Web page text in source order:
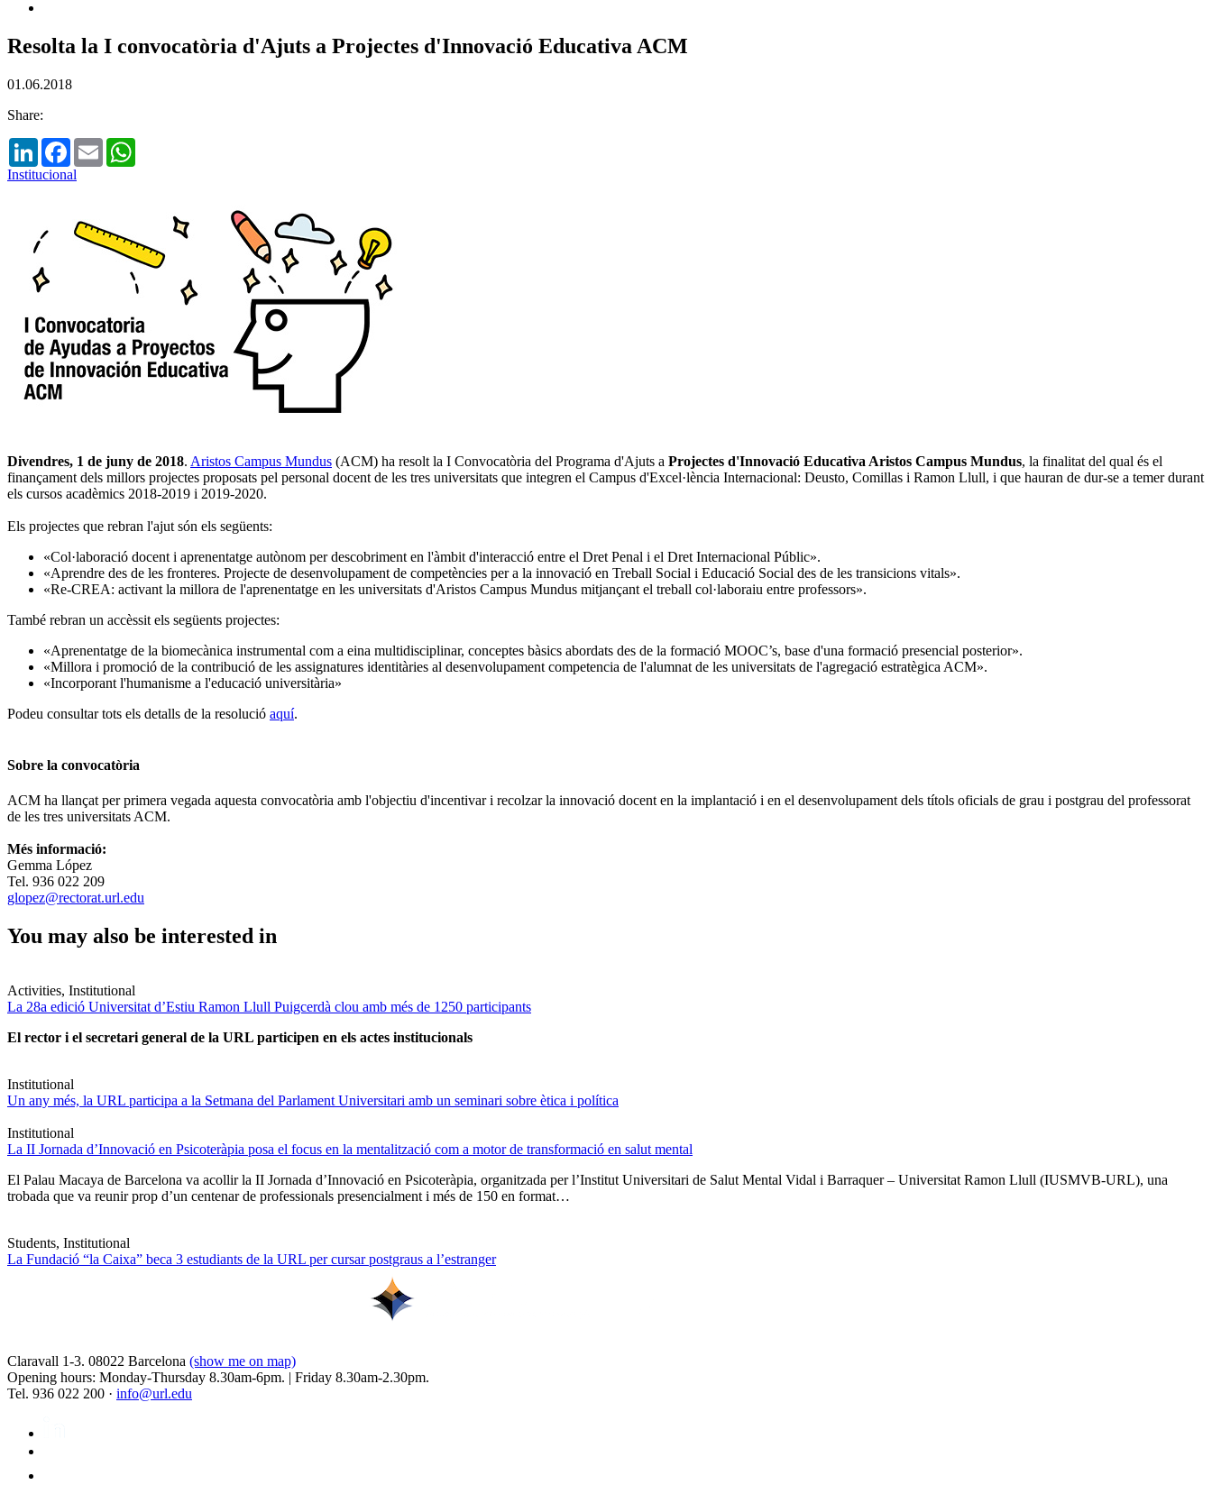
Resolta la I convocatòria d'Ajuts a Projectes d'Innovació Educativa ACM
01.06.2018
Share:
LinkedInFacebook
Email
Institucional
Divendres, 1 de juny de 2018. Aristos Campus Mundus (ACM) ha resolt la I Convocatòria del Programa d'Ajuts a Projectes d'Innovació Educativa Aristos Campus Mundus, la finalitat del qual és el
finançament dels millors projectes proposats pel personal docent de les tres universitats que integren el Campus d'Excel·lència Internacional: Deusto, Comillas i Ramon Llull, i que hauran de dur-se a temer durant
els cursos acadèmics 2018-2019 i 2019-2020.
Els projectes que rebran l'ajut són els següents:
«Col·laboració docent i aprenentatge autònom per descobriment en l'àmbit d'interacció entre el Dret Penal i el Dret Internacional Públic».
«Aprendre des de les fronteres. Projecte de desenvolupament de competències per a la innovació en Treball Social i Educació Social des de les transicions vitals».
«Re-CREA: activant la millora de l'aprenentatge en les universitats d'Aristos Campus Mundus mitjançant el treball col·laboraiu entre professors».
També rebran un accèssit els següents projectes:
«Aprenentatge de la biomecànica instrumental com a eina multidisciplinar, conceptes bàsics abordats des de la formació MOOC’s, base d'una formació presencial posterior».
«Millora i promoció de la contribució de les assignatures identitàries al desenvolupament competencia de l'alumnat de les universitats de l'agregació estratègica ACM».
«Incorporant l'humanisme a l'educació universitària»
Podeu consultar tots els detalls de la resolució aquí.
Sobre la convocatòria
ACM ha llançat per primera vegada aquesta convocatòria amb l'objectiu d'incentivar i recolzar la innovació docent en la implantació i en el desenvolupament dels títols oficials de grau i postgrau del professorat
de les tres universitats ACM.
Més informació:
Gemma López
Tel. 936 022 209
glopez@rectorat.url.edu
You may also be interested in
Activities, Institutional
La 28a edició Universitat d’Estiu Ramon Llull Puigcerdà clou amb més de 1250 participants
El rector i el secretari general de la URL participen en els actes institucionals
Institutional
Un any més, la URL participa a la Setmana del Parlament Universitari amb un seminari sobre ètica i política
Institutional
La II Jornada d’Innovació en Psicoteràpia posa el focus en la mentalització com a motor de transformació en salut mental
El Palau Macaya de Barcelona va acollir la II Jornada d’Innovació en Psicoteràpia, organitzada per l’Institut Universitari de Salut Mental Vidal i Barraquer – Universitat Ramon Llull (IUSMVB-URL), una
trobada que va reunir prop d’un centenar de professionals presencialment i més de 150 en format…
Students, Institutional
La Fundació “la Caixa” beca 3 estudiants de la URL per cursar postgraus a l’estranger
Claravall 1-3. 08022 Barcelona (show me on map)
Opening hours: Monday-Thursday 8.30am-6pm. | Friday 8.30am-2.30pm.
Tel. 936 022 200 · info@url.edu